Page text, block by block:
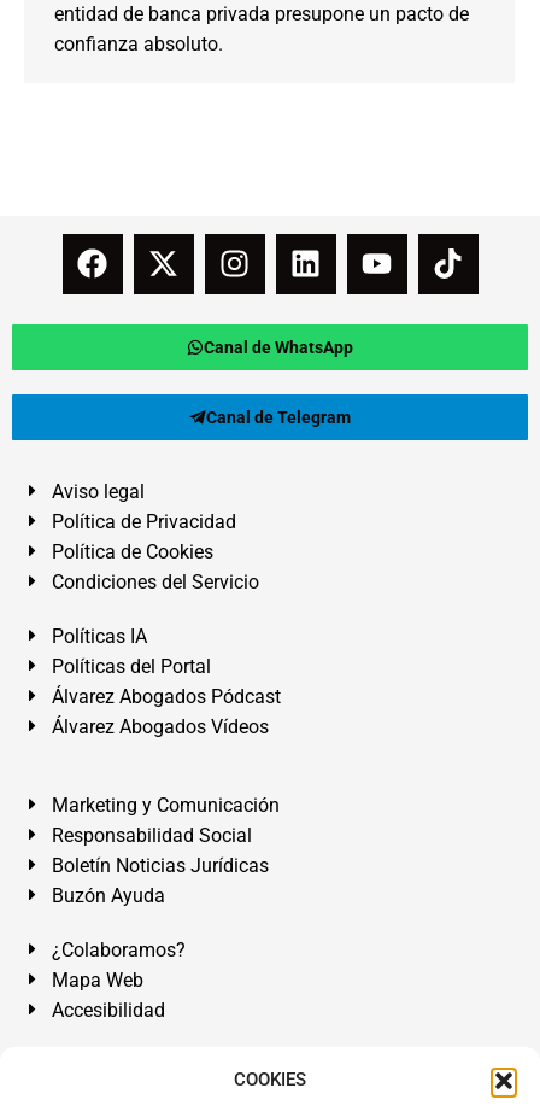
COOKIES
entidad de banca privada presupone un pacto de
confianza absoluto.
Canal de WhatsApp
Canal de Telegram
Aviso legal
Política de Privacidad
Política de Cookies
Condiciones del Servicio
Políticas IA
Políticas del Portal
Álvarez Abogados Pódcast
Álvarez Abogados Vídeos
Marketing y Comunicación
Responsabilidad Social
Boletín Noticias Jurídicas
Buzón Ayuda
¿Colaboramos?
Mapa Web
Accesibilidad
Álvarez Abogados Tenerife:Calle Teobaldo Power Nº 7,